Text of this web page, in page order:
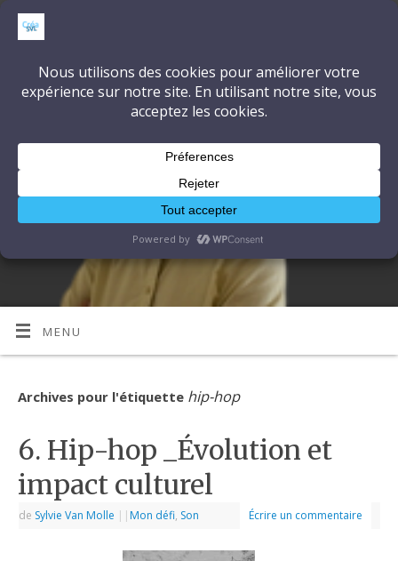
CréaSonVidéoLumière
DÉCOUVRONS ENSEMBLE L'ART ET LA TECHNIQUE
MENU
Archives pour l'étiquette hip-hop
6. Hip-hop _Évolution et
impact culturel
de Sylvie Van Molle | | Mon défi, Son Écrire un commentaire